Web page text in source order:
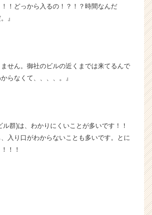
！！どっから入るの！？！？時間なんだ
』
ません。御社のビルの近くまでは来てるんで
らなくて、、、、。』
群)は、わかりにくいことが多いです！！
入り口がわからないことも多いです。とに
！！